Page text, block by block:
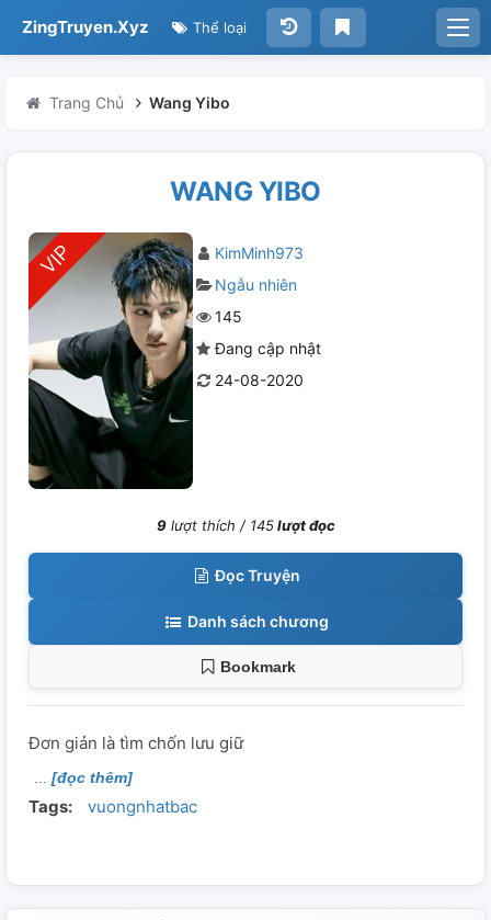
ZingTruyen.Xyz Thể loại
Trang Chủ Wang Yibo
WANG YIBO
KimMinh973
Ngẫu nhiên
145
Đang cập nhật
24-08-2020
9lượt thích / 145lượt đọc
Đọc Truyện
Danh sách chương
Bookmark
Đơn giản là tìm chốn lưu giữ
[đọc thêm]
Tags: vuongnhatbac